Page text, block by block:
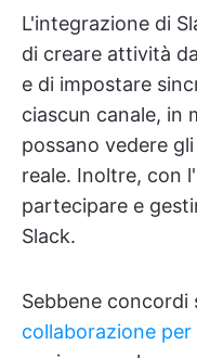
L'integrazione di
di creare attività
e di impostare
ciascun canale, in
possano vedere
reale. Inoltre, con
partecipare e
Slack.
Sebbene concordi
collaborazione per